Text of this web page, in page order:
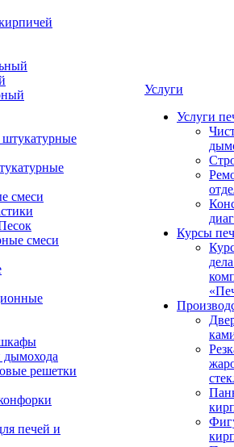
смеси
смеси
дымохода
решетки
Услуги
Услуги
Курсы